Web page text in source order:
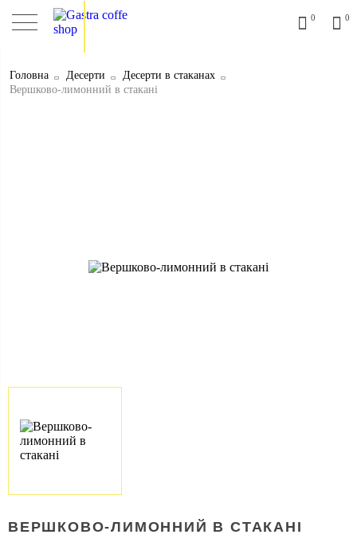
0 0
Головна Десерти
Десерти в стаканах
Вершково-лимонний в стакані
ВЕРШКОВО-ЛИМОННИЙ В СТАКАНІ